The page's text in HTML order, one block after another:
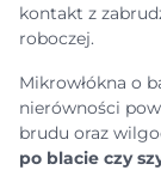
kontakt z
roboczej.
Mikrowłókna o
nierówności
brudu oraz
po blacie czy